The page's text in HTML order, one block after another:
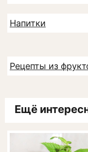
Напитки
Рецепты из
Ещё